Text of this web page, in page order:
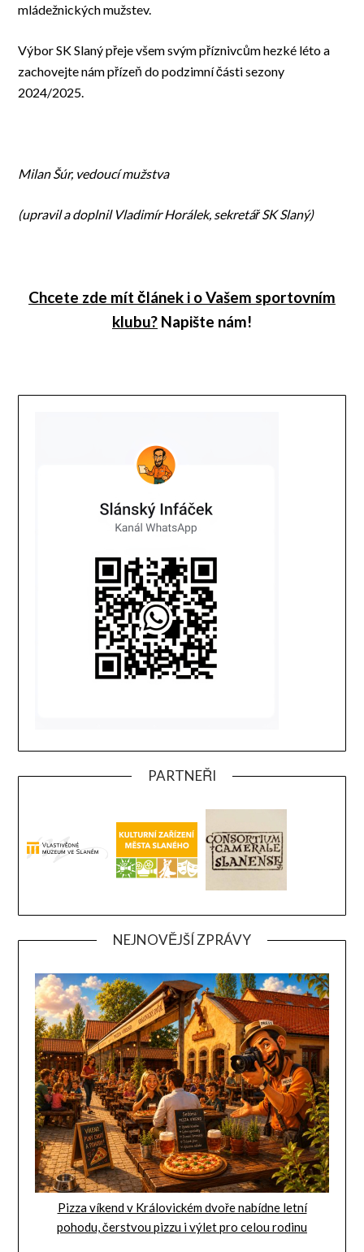
mládežnických mužstev.
Výbor SK Slaný přeje všem svým příznivcům hezké léto a
zachovejte nám přízeň do podzimní části sezony
2024/2025.
Milan Šúr, vedoucí mužstva
(upravil a doplnil Vladimír Horálek, sekretář SK Slaný)
Chcete zde mít článek i o Vašem sportovním
klubu? Napište nám!
PARTNEŘI
NEJNOVĚJŠÍ ZPRÁVY
Pizza víkend v Královickém dvoře nabídne letní
pohodu, čerstvou pizzu i výlet pro celou rodinu